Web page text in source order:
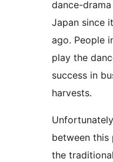
dance-
Japan since
ago. People
play the
success in
harvests.
between this
the